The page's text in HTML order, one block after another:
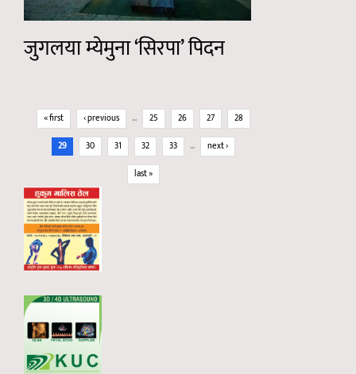
जुगलया म्येमुना ‘सिरपा’ पिदन
Pages
« first ‹ previous … 25 26 27
28
29
30 31 32 33 …
next ›
last »